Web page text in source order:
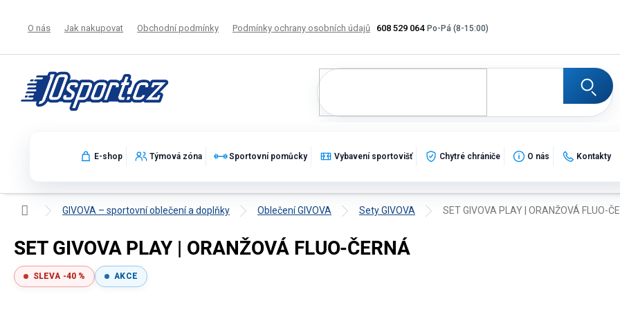
608 529 064
O nás Jak nakupovat Obchodní podmínky Podmínky ochrany osobních údajů Výměna, vrácení a reklamace zboží
E-shop Týmová zóna Sportovní pomůcky Vybavení sportovišť Chytré chrániče O nás Kontakty
Domů GIVOVA – sportovní oblečení a doplňky Oblečení GIVOVA Sety GIVOVA SET GIVOVA PLAY | ORANŽOVÁ FLUO-
SET GIVOVA PLAY | ORANŽOVÁ FLUO-ČERNÁ
SLEVA -40 % AKCE